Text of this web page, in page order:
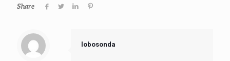
Share
lobosonda